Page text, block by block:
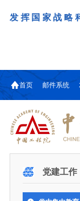
发挥国家战略
首页 邮件系统
978人
中国工程院教
色社会主义思想
党建工作